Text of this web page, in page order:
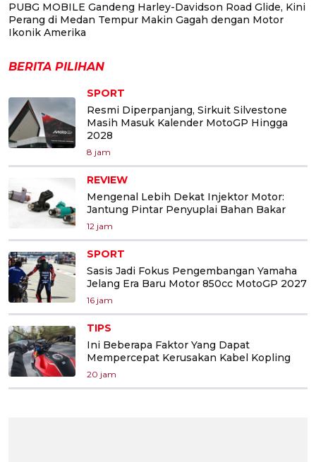
PUBG MOBILE Gandeng Harley-Davidson Road Glide, Kini
Perang di Medan Tempur Makin Gagah dengan Motor
Ikonik Amerika
BERITA PILIHAN
SPORT
Resmi Diperpanjang, Sirkuit Silvestone
Masih Masuk Kalender MotoGP Hingga
2028
8 jam
REVIEW
Mengenal Lebih Dekat Injektor Motor:
Jantung Pintar Penyuplai Bahan Bakar
12 jam
SPORT
Sasis Jadi Fokus Pengembangan Yamaha
Jelang Era Baru Motor 850cc MotoGP 2027
16 jam
TIPS
Ini Beberapa Faktor Yang Dapat
Mempercepat Kerusakan Kabel Kopling
20 jam